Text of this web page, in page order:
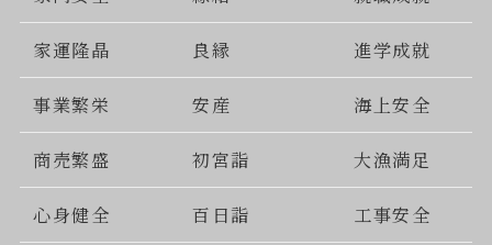
家運隆晶 良縁 進学成就
事業繁栄 安産 海上安全
商売繁盛 初宮詣 大漁満足
心身健全 百日詣 工事安全